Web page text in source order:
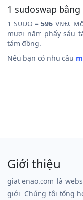
1 sudoswap
1 SUDO =596 VNĐ.
mươi năm phẩy sáu
tám đồng.
Nếu bạn có nhu cầu
Giới thiệu
giatienao.com là
giới. Chúng tôi tổng